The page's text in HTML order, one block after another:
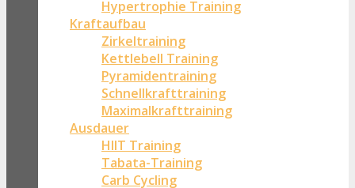
Hypertrophie Training
Kraftaufbau
Zirkeltraining
Kettlebell Training
Pyramidentraining
Schnellkrafttraining
Maximalkrafttraining
Ausdauer
HIIT Training
Tabata-Training
Carb Cycling